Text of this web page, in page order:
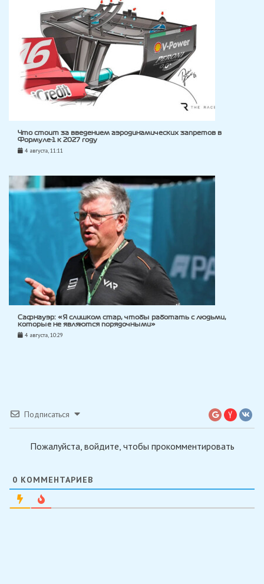
Что стоит за введением аэродинамических запретов в
Формуле-1 к 2027 году
4 августа, 11:11
Сафнауэр: «Я слишком стар, чтобы работать с людьми,
которые не являются порядочными»
4 августа, 10:29
Подписаться
Пожалуйста, войдите, чтобы прокомментировать
0 КОММЕНТАРИЕВ